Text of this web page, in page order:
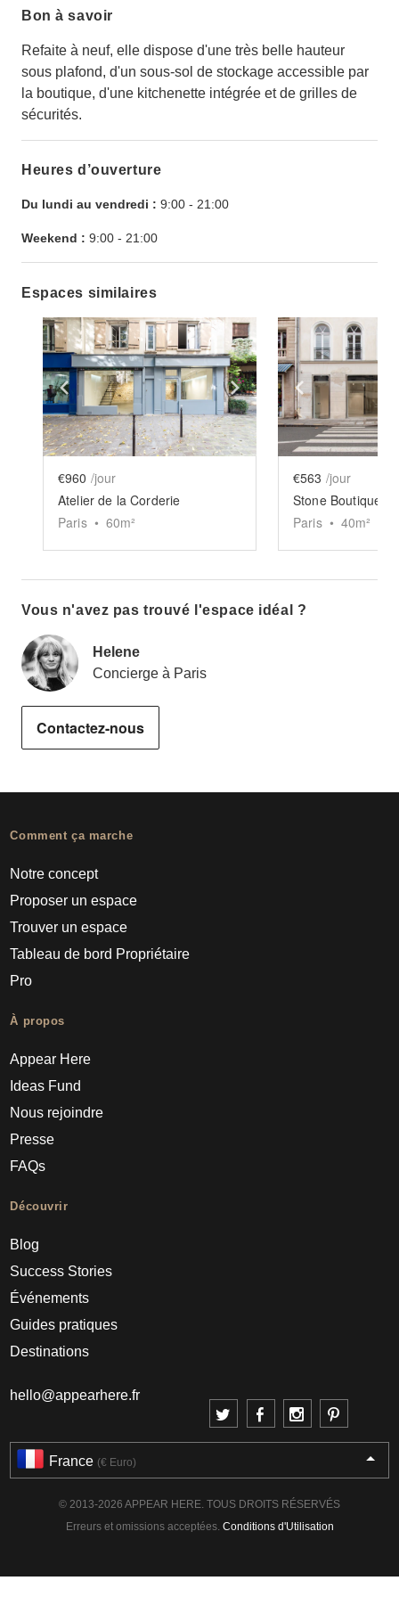
Bon à savoir
Refaite à neuf, elle dispose d'une très belle hauteur
sous plafond, d'un sous-sol de stockage accessible par
la boutique, d'une kitchenette intégrée et de grilles de
sécurités.
Heures d’ouverture
Du lundi au vendredi : 9:00 - 21:00
Weekend : 9:00 - 21:00
Espaces similaires
Show previous slide Show next slide
€960 /jour
Atelier de la Corderie
Paris • 60m²
Show
€563 /jour
Stone Boutique
Paris • 40m²
Vous n'avez pas trouvé l'espace idéal ?
Helene
Concierge à Paris
Contactez-nous
Comment ça marche
Notre concept
Proposer un espace
Trouver un espace
Tableau de bord Propriétaire
Pro
À propos
Appear Here
Ideas Fund
Nous rejoindre
Presse
FAQs
Découvrir
Blog
Success Stories
Événements
Guides pratiques
Destinations
hello@appearhere.fr
France (€ Euro)
© 2013-2026 APPEAR HERE. TOUS DROITS RÉSERVÉS
Erreurs et omissions acceptées. Conditions d'Utilisation